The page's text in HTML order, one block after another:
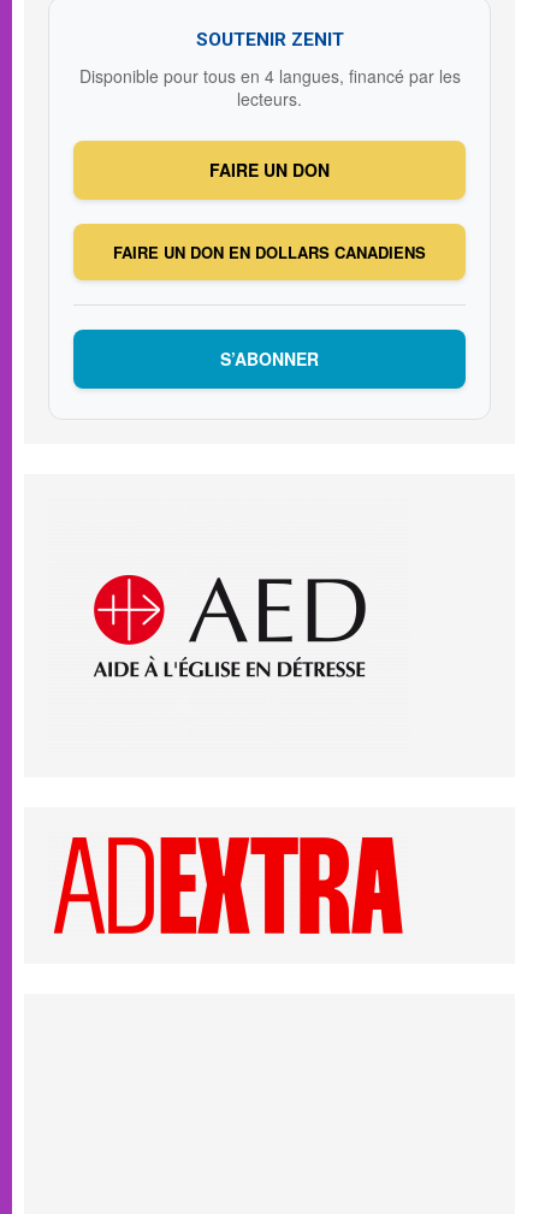
SOUTENIR ZENIT
Disponible pour tous en 4 langues, financé par les
lecteurs.
FAIRE UN DON
FAIRE UN DON EN DOLLARS CANADIENS
S’ABONNER